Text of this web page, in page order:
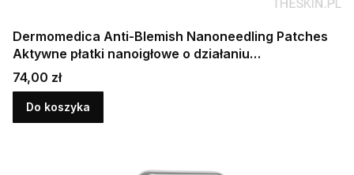
Dermomedica Anti-Blemish Nanoneedling Patches
Aktywne płatki nanoigłowe o działaniu
przeciwtrądzikowym, przeciwzapalnym i
rozjaśniającym
Cena
74,00 zł
Do koszyka